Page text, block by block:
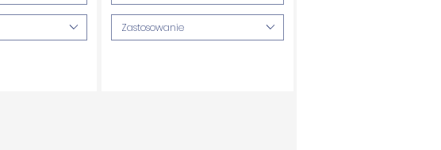
Zastosowanie